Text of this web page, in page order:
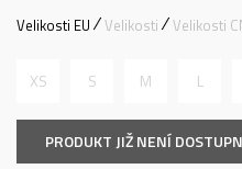
Velikosti EU Velikosti Velikosti
XS S M L
PRODUKT JIŽ NENÍ